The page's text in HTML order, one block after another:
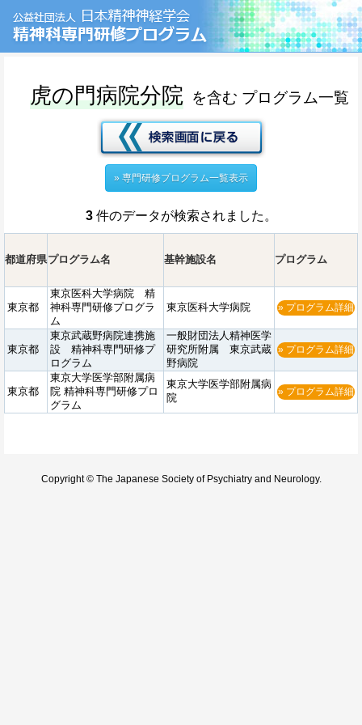
虎の門病院分院 を含む プログラム一覧
» 専門研修プログラム一覧表示
3件のデータが検索されました。
都道府県プログラム名 基幹施設名 プログラム
東京都
東京医科大学病院 精
神科専門研修プログラ
ム
東京医科大学病院 » プログラム詳細
東京都
東京武蔵野病院連携施
設 精神科専門研修プ
ログラム
一般財団法人精神医学
研究所附属 東京武蔵
野病院
» プログラム詳細
東京都
東京大学医学部附属病
院 精神科専門研修プロ
グラム
東京大学医学部附属病
院
» プログラム詳細
Copyright © The Japanese Society of Psychiatry and Neurology.